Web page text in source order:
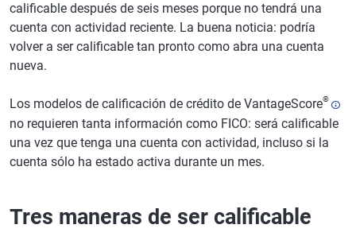
calificable después de seis meses porque no tendrá una
cuenta con actividad reciente. La buena noticia: podría
volver a ser calificable tan pronto como abra una cuenta
nueva.
Los modelos de calificación de crédito de VantageScore®
no requieren tanta información como FICO: será calificable
una vez que tenga una cuenta con actividad, incluso si la
cuenta sólo ha estado activa durante un mes.
Tres maneras de ser calificable